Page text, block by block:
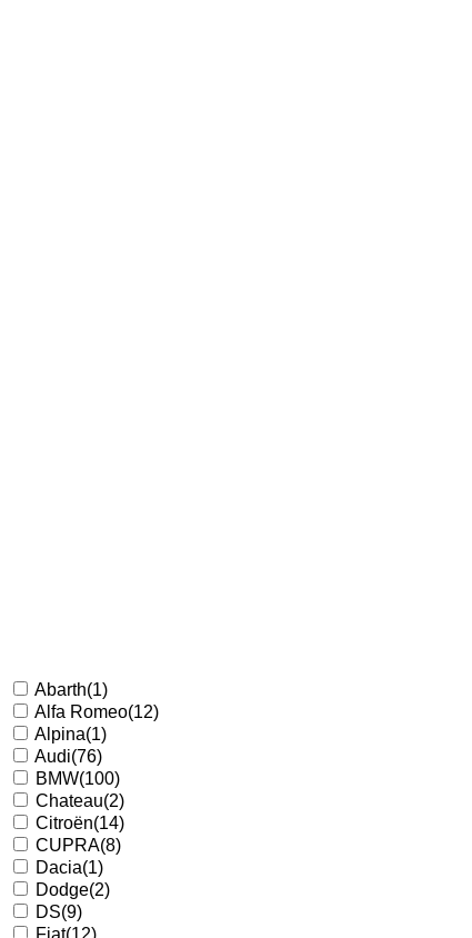
Abarth(1)
Alfa Romeo(12)
Alpina(1)
Audi(76)
BMW(100)
Chateau(2)
Citroën(14)
CUPRA(8)
Dacia(1)
Dodge(2)
DS(9)
Fiat(12)